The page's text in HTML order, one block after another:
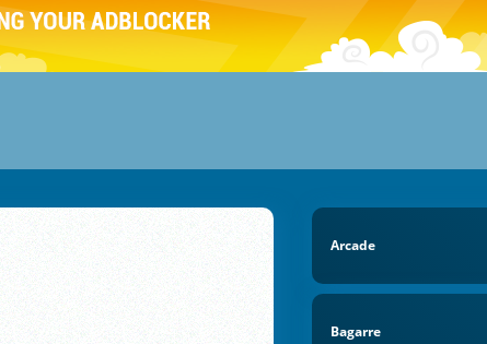
Arcade
Bagarre